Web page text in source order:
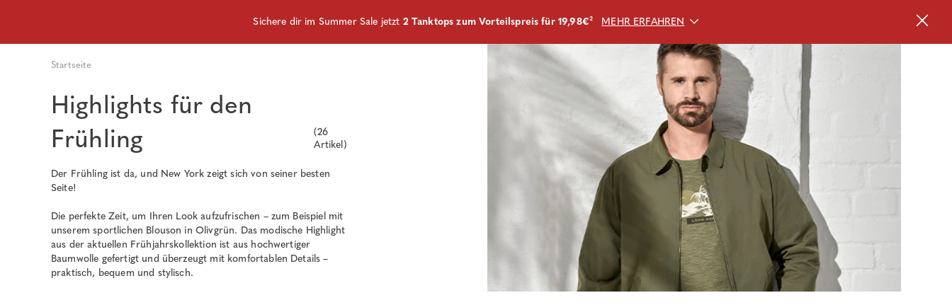
Sichere dir im Summer Sale jetzt 2 Tanktops zum Vorteilspreis für 19,98€² MEHR ERFAHREN
Startseite
Highlights für den
Frühling
(26
Artikel)
Der Frühling ist da, und New York zeigt sich von seiner besten
Seite!
Die perfekte Zeit, um Ihren Look aufzufrischen – zum Beispiel mit
unserem sportlichen Blouson in Olivgrün. Das modische Highlight
aus der aktuellen Frühjahrskollektion ist aus hochwertiger
Baumwolle gefertigt und überzeugt mit komfortablen Details –
praktisch, bequem und stylisch.